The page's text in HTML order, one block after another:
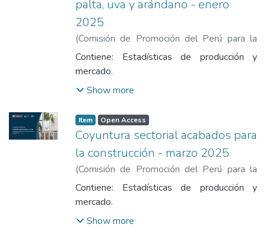
palta, uva y arándano - enero
2025
(Comisión de Promoción del Perú para la
Exportación y el Turismo,2025-01)
Comisión de Promoción del Perú para la
Contiene: Estadísticas de producción y
mercado.
Show more
Item Open Access
Coyuntura sectorial acabados para
la construcción - marzo 2025
(Comisión de Promoción del Perú para la
Exportación y el Turismo,2025-03)
Comisión de Promoción del Perú para la
Contiene: Estadísticas de producción y
mercado.
Show more